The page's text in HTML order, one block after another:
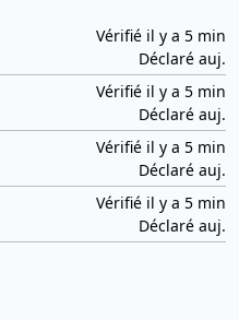
Vérifié il y a 5 min
Déclaré auj.
Vérifié il y a 5 min
Déclaré auj.
Vérifié il y a 5 min
Déclaré auj.
Vérifié il y a 5 min
Déclaré auj.